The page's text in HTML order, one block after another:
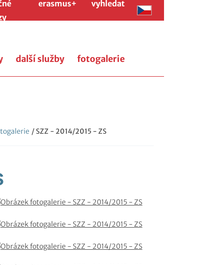
erasmus+ vyhledat
další služby fotogalerie
/ SZZ - 2014/2015 - ZS